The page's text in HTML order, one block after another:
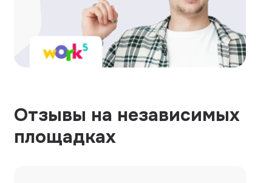
Отзывы на независимых
площадках